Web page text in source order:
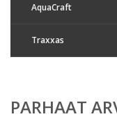
AquaCraft
Traxxas
PARHAAT